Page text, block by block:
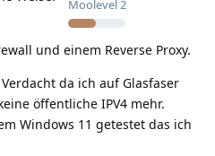
Moolevel 2
und einem Reverse Proxy.
da ich auf Glasfaser
öffentliche IPV4 mehr.
Windows 11 getestet das ich